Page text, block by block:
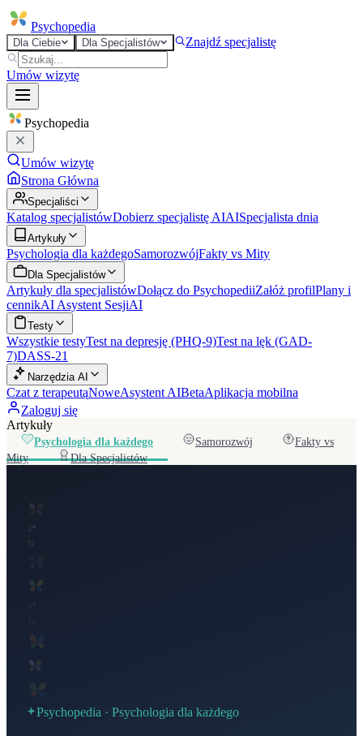
Psychopedia
Dla Ciebie Dla Specjalistów Znajdź specjalistę
Umów wizytę
Psychopedia
Umów wizytę
Strona Główna
Specjaliści
Katalog specjalistówDobierz specjalistę AIAISpecjalista dnia
Artykuły
Psychologia dla każdegoSamorozwójFakty vs Mity
Dla Specjalistów
Artykuły dla specjalistówDołącz do PsychopediiZałóż profilPlany i
cennikAI Asystent SesjiAI
Testy
Wszystkie testyTest na depresję (PHQ-9)Test na lęk (GAD-
7)DASS-21
Narzędzia AI
Czat z terapeutąNoweAsystent AIBetaAplikacja mobilna
Zaloguj się
Artykuły
Psychologia dla każdego Samorozwój
Fakty vs
Mity
Dla Specjalistów
Psychopedia · Psychologia dla każdego